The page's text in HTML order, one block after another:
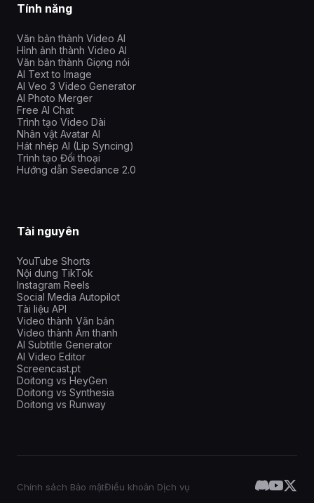
Tính năng
Văn bản thành Video AI
Hình ảnh thành Video AI
Văn bản thành Giọng nói
AI Text to Image
AI Veo 3 Video Generator
AI Photo Merger
Free AI Chat
Trình tạo Video Dài
Nhân vật Avatar AI
Hát nhép AI (Lip Syncing)
Trình tạo Đối thoại
Hướng dẫn Seedance 2.0
Tài nguyên
YouTube Shorts
Nội dung TikTok
Instagram Reels
Social Media Autopilot
Tài liệu API
Video thành Văn bản
Video thành Âm thanh
AI Subtitle Generator
AI Video Editor
Screencast.pt
Doitong vs HeyGen
Doitong vs Synthesia
Doitong vs Runway
Chính sách Bảo mậtĐiều khoản Dịch vụ